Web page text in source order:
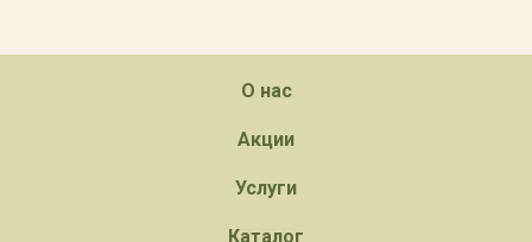
О нас
Акции
Услуги
Каталог